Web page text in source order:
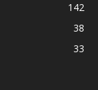
142
38
33